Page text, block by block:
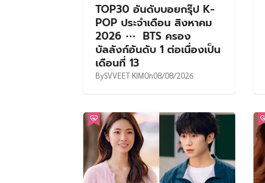
TOP30 อันดับบอยกรุ๊ป K-
POP ประจำเดือน สิงหาคม
2026 ⋯ BTS ครอง
บัลลังก์อันดับ 1 ต่อเนื่องเป็น
เดือนที่ 13
BySVVEET KIMOn08/08/2026